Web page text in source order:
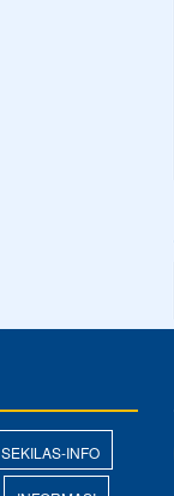
SEKILAS-INFO